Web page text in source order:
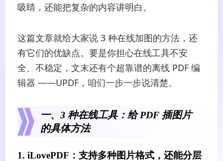
吸睛，还能把复杂的内容讲明白。
这篇文章就给大家说 3 种在线加图的方法，还
有它们的优缺点。要是你担心在线工具不安
全、不稳定，文末还有个超靠谱的离线 PDF 编
辑器 ——UPDF，咱们一步一步说清楚。
一、3 种在线工具：给 PDF 插图片
的具体方法
1. iLovePDF：支持多种图片格式，还能分层